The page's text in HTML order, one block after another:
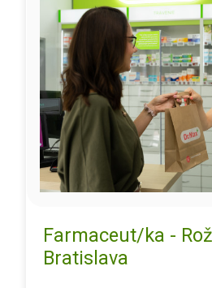
Farmaceut/ka -
Bratislava